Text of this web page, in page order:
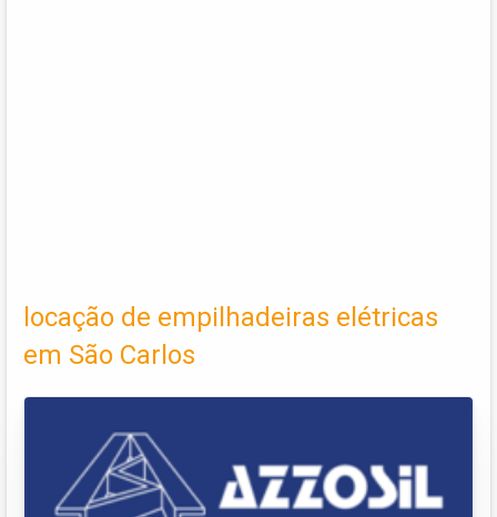
locação de empilhadeiras elétricas
em São Carlos